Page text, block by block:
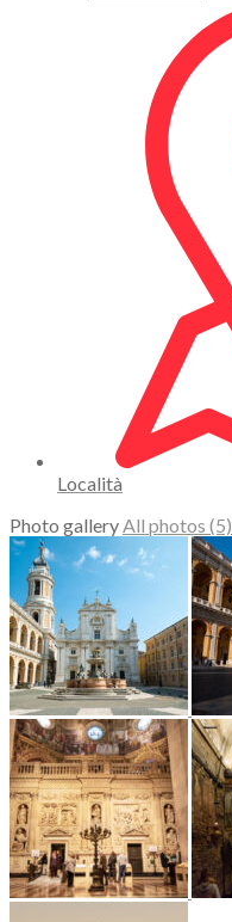
Località
Photo gallery All photos (5)